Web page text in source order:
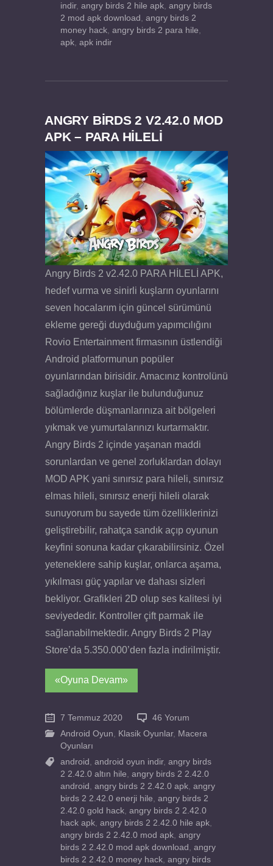
indir, angry birds 2 hile apk angry birds
2 mod apk download angry birds 2
money hack angry birds 2 para hile
apk apk indir
ANGRY BIRDS 2 V2.42.0 MOD
APK – PARA HİLELİ
Angry Birds 2 v2.42.0 PARA HİLELİ APK,
hedef vurma ve sinirli kuşların oyunlarını
seven hocalarım için güncel sürümünü
ekleme gereği duyduğum yapımcılığını
Rovio Entertainment firmasının üstlendiği
Android platformunun popüler
oyunlarından birisidir. Amacınız kontrolünü
sağladığınız kuşlar ile bulunduğunuz
bölümlerde düşmanlarınıza ait bölgeleri
yıkmak ve yumurtalarınızı kurtarmaktır.
Angry Birds 2 içinde yaşanan maddi
sorunlardan ve genel zorluklardan dolayı
MOD APK yani sınırsız para hileli, sınırsız
elmas hileli, sınırsız enerji hileli olarak
sunuyorum bu sayede tüm özelliklerinizi
geliştirebilir, rahatça sandık açıp oyunun
keyfini sonuna kadar çıkarabilirsiniz. Özel
yeteneklere sahip kuşlar, onlarca aşama,
yıkılması güç yapılar ve dahası sizleri
bekliyor. Grafikleri 2D olup ses kalitesi iyi
seviyededir. Kontroller çift parmak ile
sağlanabilmektedir. Angry Birds 2 Play
Store’da 5.350.000’den fazla indirilmiştir.
«Oyuna Devam»
7 Temmuz 2020
46 Yorum
Android Oyun, Klasik Oyunlar, Macera
Oyunları
android , android oyun indir, angry birds
2 2.42.0 altın hile, angry birds 2 2.42.0
android , angry birds 2 2.42.0 apk, angry
birds 2 2.42.0 enerji hile, angry birds 2
2.42.0 gold hack, angry birds 2 2.42.0
hack apk, angry birds 2 2.42.0 hile apk,
angry birds 2 2.42.0 mod apk, angry
birds 2 2.42.0 mod apk download , angry
birds 2 2.42.0 money hack, angry birds